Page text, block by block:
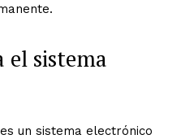
el sistema
un sistema electrónico